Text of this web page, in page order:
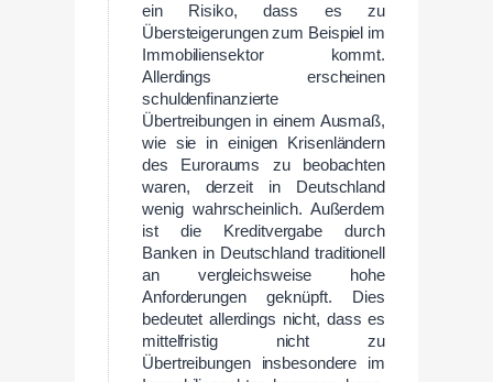
ein Risiko, dass es zu
Übersteigerungen zum Beispiel im
Immobiliensektor kommt.
Allerdings erscheinen
schuldenfinanzierte
Übertreibungen in einem Ausmaß,
wie sie in einigen Krisenländern
des Euroraums zu beobachten
waren, derzeit in Deutschland
wenig wahrscheinlich. Außerdem
ist die Kreditvergabe durch
Banken in Deutschland traditionell
an vergleichsweise hohe
Anforderungen geknüpft. Dies
bedeutet allerdings nicht, dass es
mittelfristig nicht zu
Übertreibungen insbesondere im